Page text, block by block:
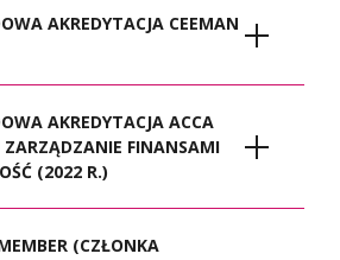
AKREDYTACJA CEEMAN
AKREDYTACJA ACCA
ZARZĄDZANIE FINANSAMI
(2022 R.)
posiadającej
(CZŁONKA